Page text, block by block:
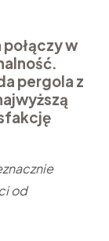
w
pergola z
od